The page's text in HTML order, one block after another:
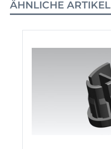
ÄHNLICHE ARTIKEL